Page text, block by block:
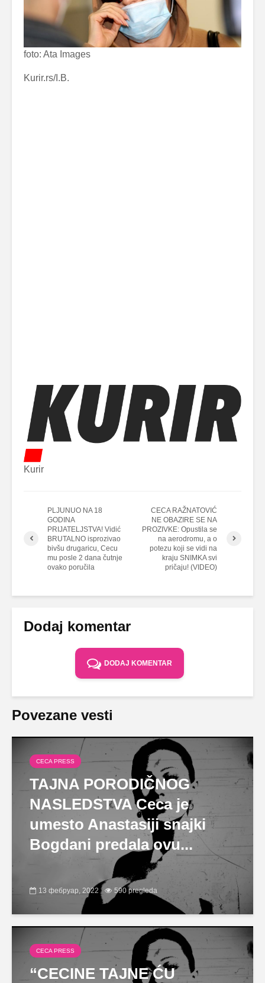
foto: Ata Images
Kurir.rs/I.B.
Kurir
PLJUNUO NA 18
GODINA
PRIJATELJSTVA! Vidić
BRUTALNO isprozivao
bivšu drugaricu, Cecu
mu posle 2 dana čutnje
ovako poručila
CECA RAŽNATOVIĆ
NE OBAZIRE SE NA
PROZIVKE: Opustila se
na aerodromu, a o
potezu koji se vidi na
kraju SNIMKA svi
pričaju! (VIDEO)
Dodaj komentar
DODAJ KOMENTAR
Povezane vesti
CECA PRESS
TAJNA PORODIČNOG
NASLEDSTVA Ceca je
umesto Anastasiji snajki
Bogdani predala ovu...
13 фебруар, 2022 590 pregleda
CECA PRESS
“CECINE TAJNE ĆU